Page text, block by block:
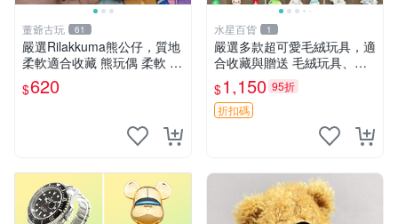
董爺古玩 61
嚴選Rilakkuma熊公仔，質地
柔軟適合收藏 熊玩偶 柔軟 公
仔 收藏
$620
水星百貨 1
嚴選多款超可愛毛絨玩具，適
合收藏與贈送 毛絨玩具、抱
枕、公仔
$1,150 95折
折扣碼